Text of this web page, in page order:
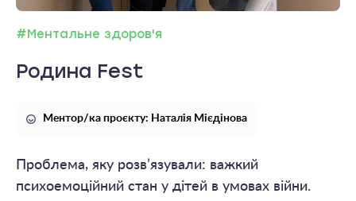
#Ментальне здоров'я
Родина Fest
Ментор/ка проєкту: Наталія Мієдінова
Проблема, яку розв’язували: важкий
психоемоційний стан у дітей в умовах війни.